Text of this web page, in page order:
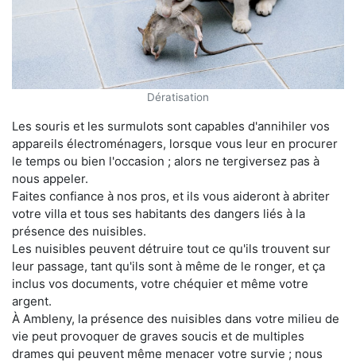
Dératisation
Les souris et les surmulots sont capables d'annihiler vos
appareils électroménagers, lorsque vous leur en procurer
le temps ou bien l'occasion ; alors ne tergiversez pas à
nous appeler.
Faites confiance à nos pros, et ils vous aideront à abriter
votre villa et tous ses habitants des dangers liés à la
présence des nuisibles.
Les nuisibles peuvent détruire tout ce qu'ils trouvent sur
leur passage, tant qu'ils sont à même de le ronger, et ça
inclus vos documents, votre chéquier et même votre
argent.
À Ambleny, la présence des nuisibles dans votre milieu de
vie peut provoquer de graves soucis et de multiples
drames qui peuvent même menacer votre survie ; nous